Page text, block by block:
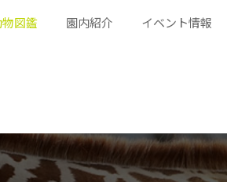
図鑑 園内紹介 イベント情報